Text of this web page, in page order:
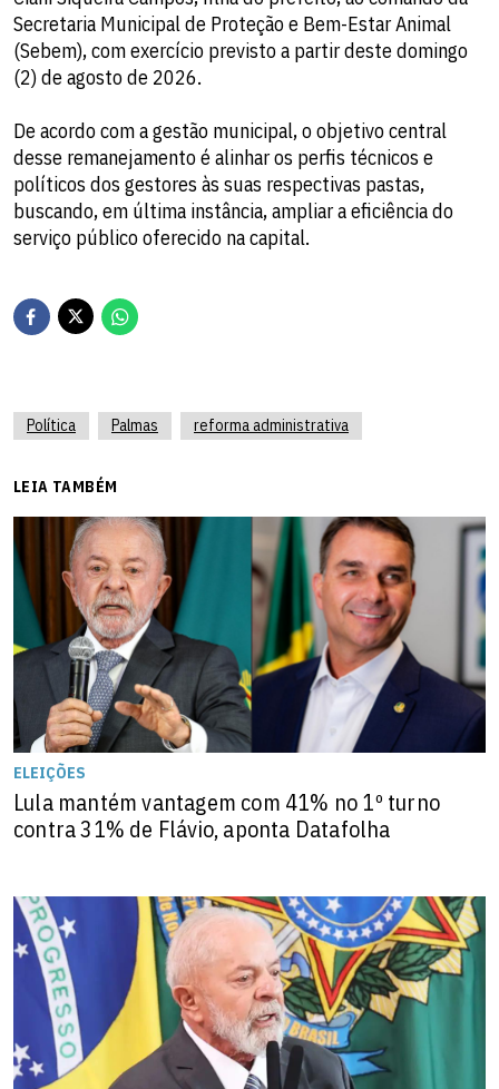
Secretaria Municipal de Proteção e Bem-Estar Animal
(Sebem), com exercício previsto a partir deste domingo
(2) de agosto de 2026.
De acordo com a gestão municipal, o objetivo central
desse remanejamento é alinhar os perfis técnicos e
políticos dos gestores às suas respectivas pastas,
buscando, em última instância, ampliar a eficiência do
serviço público oferecido na capital.
Política Palmas reforma administrativa
LEIA TAMBÉM
ELEIÇÕES
Lula mantém vantagem com 41% no 1º turno
contra 31% de Flávio, aponta Datafolha